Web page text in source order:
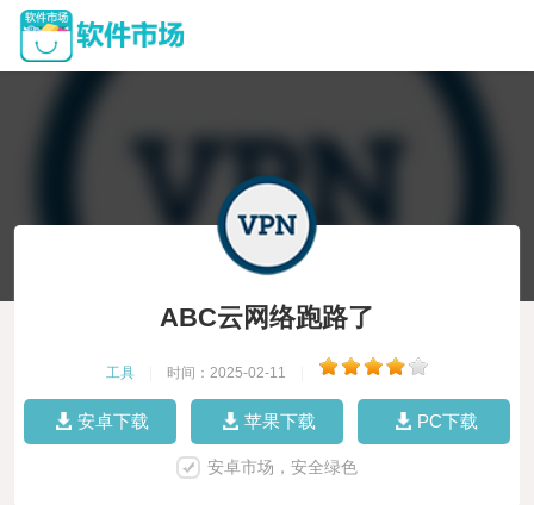
ABC云网络跑路了
工具 时间：2025-02-11
安卓下载 苹果下载 PC下载
安卓市场，安全绿色